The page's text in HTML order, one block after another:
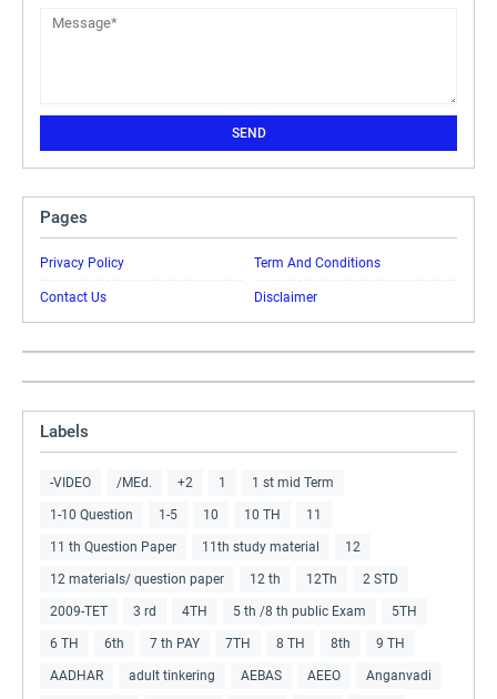
Pages
Privacy Policy Term And Conditions
Contact Us Disclaimer
Labels
-VIDEO /MEd. +2 1 1 st mid Term
1-10 Question 1-5 10 10 TH 11
11 th Question Paper 11th study material 12
12 materials/ question paper 12 th 12Th 2 STD
2009-TET 3 rd 4TH 5 th /8 th public Exam 5TH
6 TH 6th 7 th PAY 7TH 8 TH 8th 9 TH
AADHAR adult tinkering AEBAS AEEO Anganvadi